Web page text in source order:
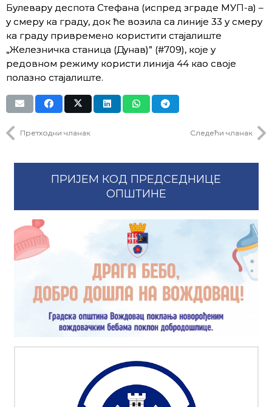
Булевару деспота Стефана (испред зграде МУП-а) –
у смеру ка граду, док ће возила са линијe 33 у смеру
ка граду привремено користити стајалиште
„Железничка станица (Дунав)” (#709), које у
редовном режиму користи линија 44 као своје
полазно стајалиште.
Претходни чланак Следећи чланак
ПРИЈЕМ КОД ПРЕДСЕДНИЦЕ
ОПШТИНЕ